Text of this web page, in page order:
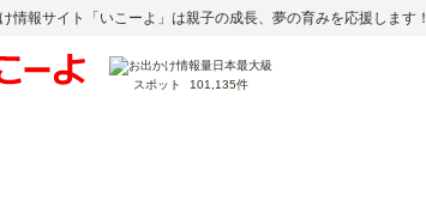
情報サイト「いこーよ」は親子の成長、夢の育みを応援します！
スポット 101,135件